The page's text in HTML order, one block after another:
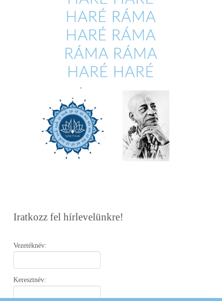
Iratkozz fel hírlevelünkre!
Vezetéknév:
Keresztnév: